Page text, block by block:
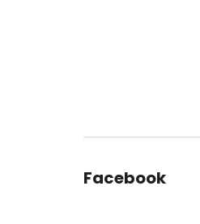
Facebook